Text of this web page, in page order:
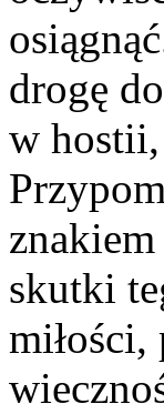
drogę
w hostii,
skutki
miłości,